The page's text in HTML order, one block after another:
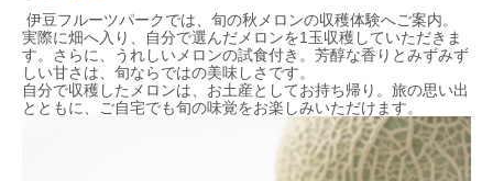
伊豆フルーツパークでは、旬の秋メロンの収穫体験へご案内。
実際に畑へ入り、自分で選んだメロンを1玉収穫していただきま
す。さらに、うれしいメロンの試食付き。芳醇な香りとみずみず
しい甘さは、旬ならではの美味しさです。
自分で収穫したメロンは、お土産としてお持ち帰り。旅の思い出
とともに、ご自宅でも旬の味覚をお楽しみいただけます。